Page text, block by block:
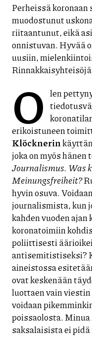
Perheissä
muodostunut
riitaantunut, eikä
onnistuvan. Hyvää
uusiin,
O len
erikoistuneen
Klöcknerin
joka on myös hänen
Journalismus. Was
Meinungsfreiheit?
hyvin osuva.
journalismista, kun
kahden vuoden
koronatoimiin
poliittisesti
antisemitistiseksi?
aineistossa
ovat keskenään
luottaen vain
voidaan
poissaolosta.
saksalaisista ei